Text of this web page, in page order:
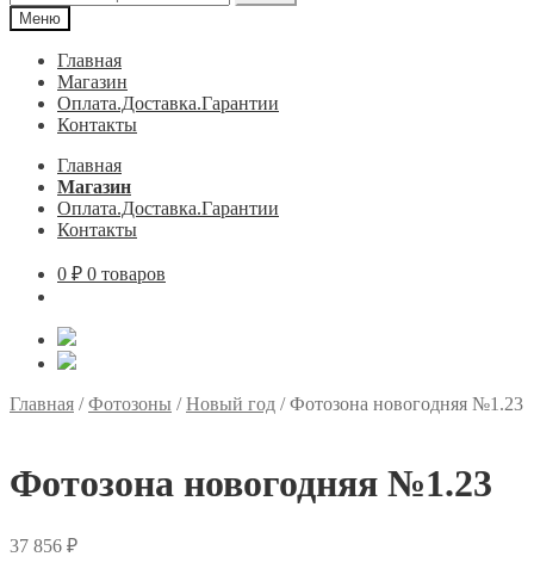
Меню
Главная
Магазин
Оплата.Доставка.Гарантии
Контакты
Главная
Магазин
Оплата.Доставка.Гарантии
Контакты
0 ₽ 0 товаров
Главная /Фотозоны /Новый год /Фотозона новогодняя №1.23
Фотозона новогодняя №1.23
37 856 ₽